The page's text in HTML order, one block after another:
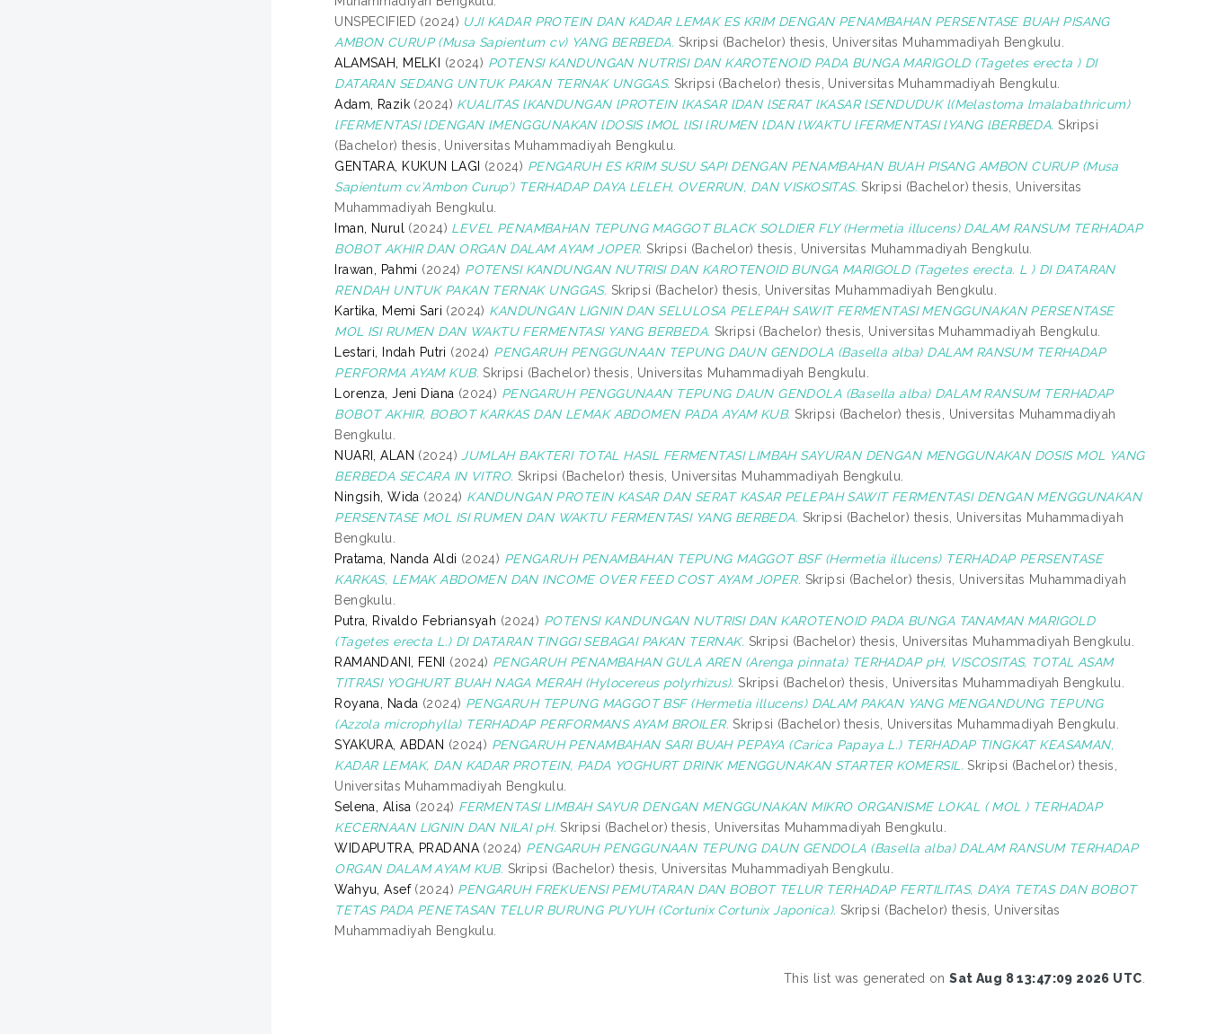
UNSPECIFIED (2024) UJI KADAR PROTEIN DAN KADAR LEMAK ES KRIM DENGAN PENAMBAHAN PERSENTASE BUAH PISANG
AMBON CURUP (Musa Sapientum cv) YANG BERBEDA. Skripsi (Bachelor) thesis, Universitas Muhammadiyah Bengkulu.
ALAMSAH, MELKI (2024) POTENSI KANDUNGAN NUTRISI DAN KAROTENOID PADA BUNGA MARIGOLD (Tagetes erecta ) DI
DATARAN SEDANG UNTUK PAKAN TERNAK UNGGAS. Skripsi (Bachelor) thesis, Universitas Muhammadiyah Bengkulu.
Adam, Razik (2024) KUALITAS lKANDUNGAN lPROTEIN lKASAR lDAN lSERAT lKASAR lSENDUDUK l(Melastoma lmalabathricum)
lFERMENTASI lDENGAN lMENGGUNAKAN lDOSIS lMOL lISI lRUMEN lDAN lWAKTU lFERMENTASI lYANG lBERBEDA. Skripsi
(Bachelor) thesis, Universitas Muhammadiyah Bengkulu.
GENTARA, KUKUN LAGI (2024) PENGARUH ES KRIM SUSU SAPI DENGAN PENAMBAHAN BUAH PISANG AMBON CURUP (Musa
Sapientum cv.’Ambon Curup’) TERHADAP DAYA LELEH, OVERRUN, DAN VISKOSITAS. Skripsi (Bachelor) thesis, Universitas
Muhammadiyah Bengkulu.
Iman, Nurul (2024) LEVEL PENAMBAHAN TEPUNG MAGGOT BLACK SOLDIER FLY (Hermetia illucens) DALAM RANSUM TERHADAP
BOBOT AKHIR DAN ORGAN DALAM AYAM JOPER. Skripsi (Bachelor) thesis, Universitas Muhammadiyah Bengkulu.
Irawan, Pahmi (2024) POTENSI KANDUNGAN NUTRISI DAN KAROTENOID BUNGA MARIGOLD (Tagetes erecta. L ) DI DATARAN
RENDAH UNTUK PAKAN TERNAK UNGGAS. Skripsi (Bachelor) thesis, Universitas Muhammadiyah Bengkulu.
Kartika, Memi Sari (2024) KANDUNGAN LIGNIN DAN SELULOSA PELEPAH SAWIT FERMENTASI MENGGUNAKAN PERSENTASE
MOL ISI RUMEN DAN WAKTU FERMENTASI YANG BERBEDA. Skripsi (Bachelor) thesis, Universitas Muhammadiyah Bengkulu.
Lestari, Indah Putri (2024) PENGARUH PENGGUNAAN TEPUNG DAUN GENDOLA (Basella alba) DALAM RANSUM TERHADAP
PERFORMA AYAM KUB. Skripsi (Bachelor) thesis, Universitas Muhammadiyah Bengkulu.
Lorenza, Jeni Diana (2024) PENGARUH PENGGUNAAN TEPUNG DAUN GENDOLA (Basella alba) DALAM RANSUM TERHADAP
BOBOT AKHIR, BOBOT KARKAS DAN LEMAK ABDOMEN PADA AYAM KUB. Skripsi (Bachelor) thesis, Universitas Muhammadiyah
Bengkulu.
NUARI, ALAN (2024) JUMLAH BAKTERI TOTAL HASIL FERMENTASI LIMBAH SAYURAN DENGAN MENGGUNAKAN DOSIS MOL YANG
BERBEDA SECARA IN VITRO. Skripsi (Bachelor) thesis, Universitas Muhammadiyah Bengkulu.
Ningsih, Wida (2024) KANDUNGAN PROTEIN KASAR DAN SERAT KASAR PELEPAH SAWIT FERMENTASI DENGAN MENGGUNAKAN
PERSENTASE MOL ISI RUMEN DAN WAKTU FERMENTASI YANG BERBEDA. Skripsi (Bachelor) thesis, Universitas Muhammadiyah
Bengkulu.
Pratama, Nanda Aldi (2024) PENGARUH PENAMBAHAN TEPUNG MAGGOT BSF (Hermetia illucens) TERHADAP PERSENTASE
KARKAS, LEMAK ABDOMEN DAN INCOME OVER FEED COST AYAM JOPER. Skripsi (Bachelor) thesis, Universitas Muhammadiyah
Bengkulu.
Putra, Rivaldo Febriansyah (2024) POTENSI KANDUNGAN NUTRISI DAN KAROTENOID PADA BUNGA TANAMAN MARIGOLD
(Tagetes erecta L.) DI DATARAN TINGGI SEBAGAI PAKAN TERNAK. Skripsi (Bachelor) thesis, Universitas Muhammadiyah Bengkulu.
RAMANDANI, FENI (2024) PENGARUH PENAMBAHAN GULA AREN (Arenga pinnata) TERHADAP pH, VISCOSITAS, TOTAL ASAM
TITRASI YOGHURT BUAH NAGA MERAH (Hylocereus polyrhizus). Skripsi (Bachelor) thesis, Universitas Muhammadiyah Bengkulu.
Royana, Nada (2024) PENGARUH TEPUNG MAGGOT BSF (Hermetia illucens) DALAM PAKAN YANG MENGANDUNG TEPUNG
(Azzola microphylla) TERHADAP PERFORMANS AYAM BROILER. Skripsi (Bachelor) thesis, Universitas Muhammadiyah Bengkulu.
SYAKURA, ABDAN (2024) PENGARUH PENAMBAHAN SARI BUAH PEPAYA (Carica Papaya L.) TERHADAP TINGKAT KEASAMAN,
KADAR LEMAK, DAN KADAR PROTEIN, PADA YOGHURT DRINK MENGGUNAKAN STARTER KOMERSIL. Skripsi (Bachelor) thesis,
Universitas Muhammadiyah Bengkulu.
Selena, Alisa (2024) FERMENTASI LIMBAH SAYUR DENGAN MENGGUNAKAN MIKRO ORGANISME LOKAL ( MOL ) TERHADAP
KECERNAAN LIGNIN DAN NILAI pH. Skripsi (Bachelor) thesis, Universitas Muhammadiyah Bengkulu.
WIDAPUTRA, PRADANA(2024) PENGARUH PENGGUNAAN TEPUNG DAUN GENDOLA (Basella alba) DALAM RANSUM TERHADAP
ORGAN DALAM AYAM KUB. Skripsi (Bachelor) thesis, Universitas Muhammadiyah Bengkulu.
Wahyu, Asef(2024) PENGARUH FREKUENSI PEMUTARAN DAN BOBOT TELUR TERHADAP FERTILITAS, DAYA TETAS DAN BOBOT
TETAS PADA PENETASAN TELUR BURUNG PUYUH (Cortunix Cortunix Japonica). Skripsi (Bachelor) thesis, Universitas
Muhammadiyah Bengkulu.
This list was generated onSat Aug 8 13:47:09 2026 UTC